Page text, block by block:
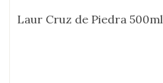
Laur Cruz de Piedra 500ml